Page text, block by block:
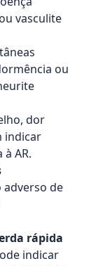
vasculite
ou
dor
indicar
AR.
de
rápida
indicar